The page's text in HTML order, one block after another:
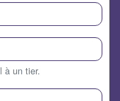
à un tier.